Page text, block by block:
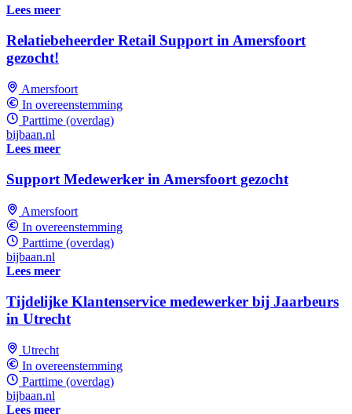
Lees meer
Relatiebeheerder Retail Support in Amersfoort
gezocht!
Amersfoort
In overeenstemming
Parttime (overdag)
bijbaan.nl
Lees meer
Support Medewerker in Amersfoort gezocht
Amersfoort
In overeenstemming
Parttime (overdag)
bijbaan.nl
Lees meer
Tijdelijke Klantenservice medewerker bij Jaarbeurs
in Utrecht
Utrecht
In overeenstemming
Parttime (overdag)
bijbaan.nl
Lees meer